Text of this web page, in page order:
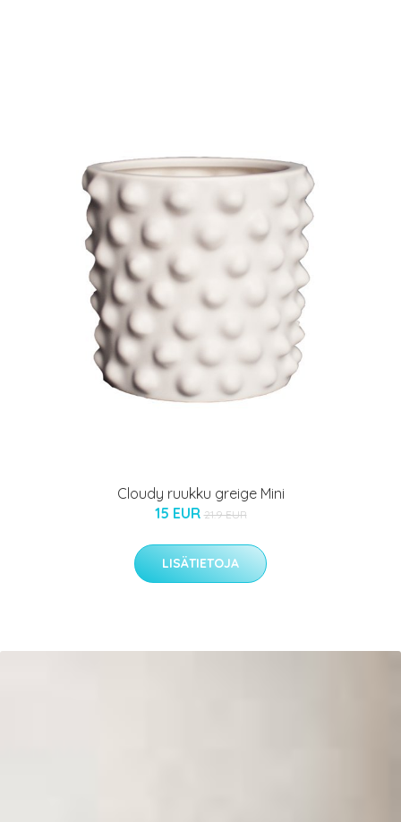
Cloudy ruukku greige Mini
15 EUR 21.9 EUR
LISÄTIETOJA